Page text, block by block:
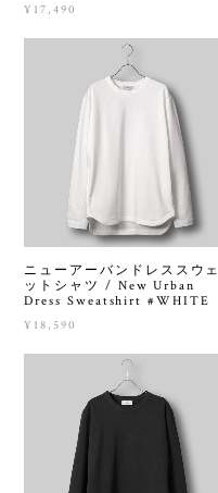
¥17,490
ニューアーバンドレススウェ
ットシャツ / New Urban
Dress Sweatshirt #WHITE
¥18,590